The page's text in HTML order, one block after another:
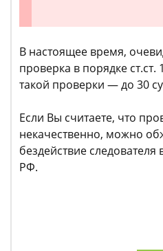
В настоящее время,
проверка в порядке
такой проверки — до 30
Если Вы считаете, что
некачественно, можно
бездействие
РФ.